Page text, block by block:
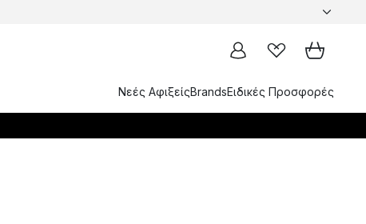
Νεές ΑφιξείςBrandsΕιδικές Προσφορές